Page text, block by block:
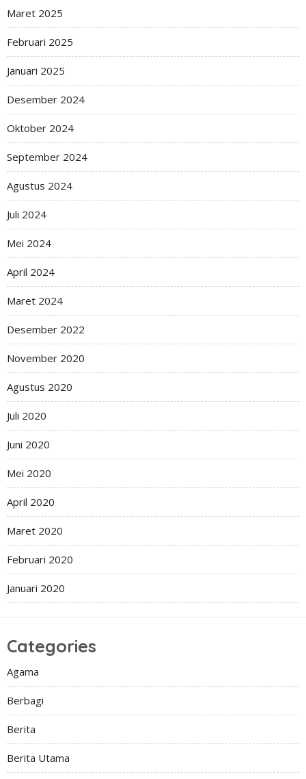
Maret 2025
Februari 2025
Januari 2025
Desember 2024
Oktober 2024
September 2024
Agustus 2024
Juli 2024
Mei 2024
April 2024
Maret 2024
Desember 2022
November 2020
Agustus 2020
Juli 2020
Juni 2020
Mei 2020
April 2020
Maret 2020
Februari 2020
Januari 2020
Categories
Agama
Berbagi
Berita
Berita Utama